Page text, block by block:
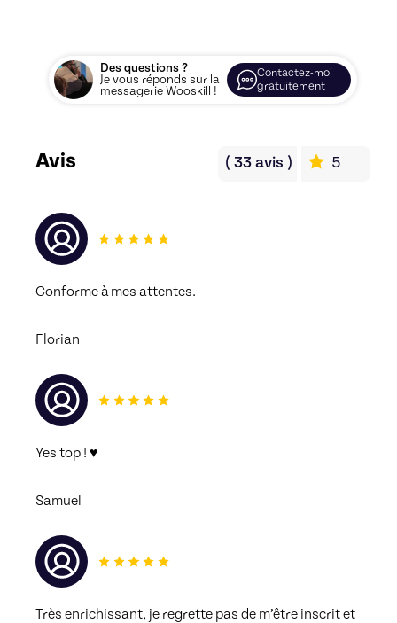
Des questions ?
Je vous réponds sur la
messagerie Wooskill !
Contactez-moi
gratuitement
Avis ( 33avis ) 5
Conforme à mes attentes.
Florian
Yes top ! ♥
Samuel
Très enrichissant, je regrette pas de m’être inscrit et